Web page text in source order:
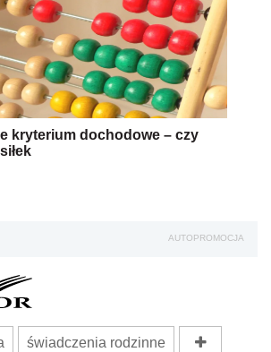
kryterium dochodowe – czy
AUTOPROMOCJA
świadczenia rodzinne